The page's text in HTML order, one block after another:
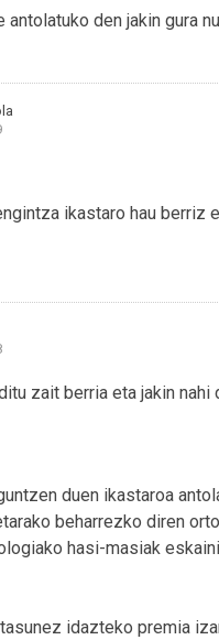
den jakin gura
ikastaro hau berriz
zait berria eta jakin
duen ikastaroa
beharrezko diren
hasi-masiak
idazteko premia